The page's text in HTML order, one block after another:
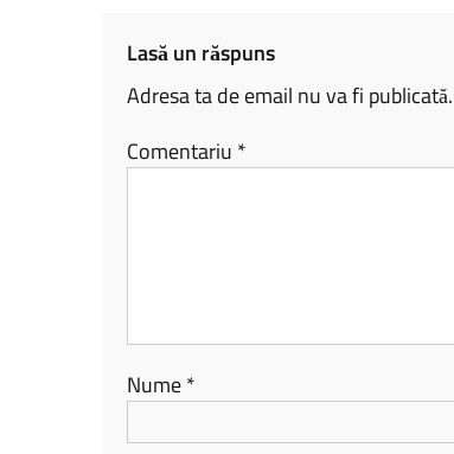
Lasă un răspuns
Adresa ta de email nu va fi publicată.
Comentariu *
Nume*